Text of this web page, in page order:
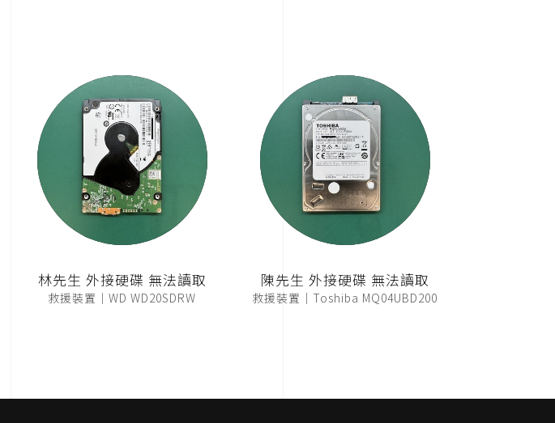
林先生 外接硬碟 無法讀取
救援裝置｜WD WD20SDRW
陳先生 外接硬碟 無法讀取
救援裝置｜Toshiba MQ04UBD200